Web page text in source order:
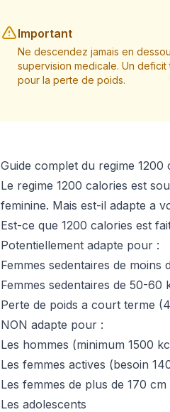
Important
Ne descendez jamais en
supervision medicale. Un
pour la perte de poids.
Guide complet du regime 1200
Le regime 1200 calories est
feminine. Mais est-il adapte a
Est-ce que 1200 calories est
Potentiellement adapte pour :
Femmes sedentaires de moins
Femmes sedentaires de 50-60
Perte de poids a court terme
NON adapte pour :
Les hommes (minimum 1500
Les femmes actives (besoin
Les femmes de plus de 170 cm
Les adolescents